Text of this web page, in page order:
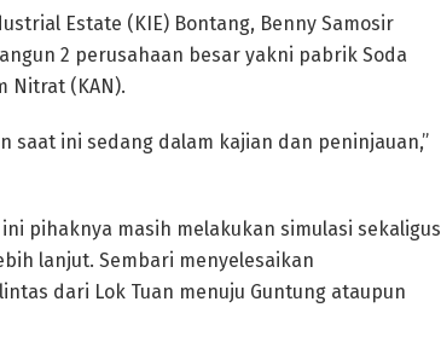
Estate (KIE) Bontang, Benny Samosir
2 perusahaan besar yakni pabrik Soda
Nitrat (KAN).
saat ini sedang dalam kajian dan peninjauan,”
pihaknya masih melakukan simulasi sekaligus
lanjut. Sembari menyelesaikan
dari Lok Tuan menuju Guntung ataupun